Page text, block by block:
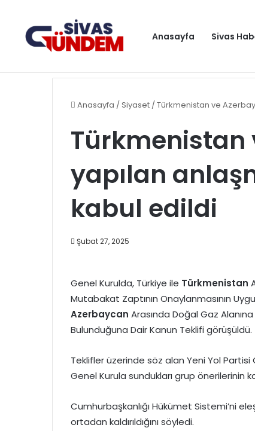
Anasayfa Sivas
Gündem Devlet Bahçeli: Kanlı sayfa kapanıyor, PKK tarihe
Anasayfa /Siyaset /Türkmenistan ve
Türkmenistan
yapılan
kabul edildi
Şubat 27, 2025
Genel Kurulda, Türkiye ile Türkmenistan
Mutabakat Zaptının Onaylanmasının
Azerbaycan Arasında Doğal Gaz
Bulunduğuna Dair Kanun Teklifi görüşüldü.
Teklifler üzerinde söz alan Yeni Yol
Genel Kurula sundukları grup önerilerinin
Cumhurbaşkanlığı Hükümet Sistemi’ni
ortadan kaldırıldığını söyledi.